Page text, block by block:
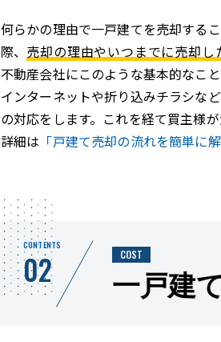
何らかの理由で一戸建てを売却する
際、 売却の理由やいつまでに売却
不動産会社にこのような基本的なこ
インターネットや折り込みチラシな
の対応をします。これを経て買主様
詳細は 「戸建て売却の流れを簡単に
CONTENTS
02 COST
一戸建